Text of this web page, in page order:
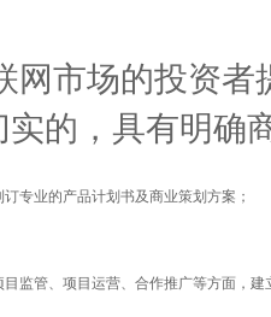
市场的投资者
的，具有明确
专业的产品计划书及商业策划方案；
监管、项目运营、合作推广等方面，建